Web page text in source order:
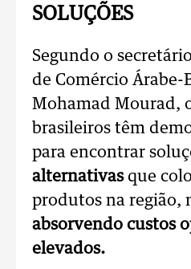
SOLUÇÕES
Segundo o
de Comércio Árabe-
Mohamad Mourad,
brasileiros têm
para encontrar
alternativas que
produtos na região,
absorvendo custos
elevados.